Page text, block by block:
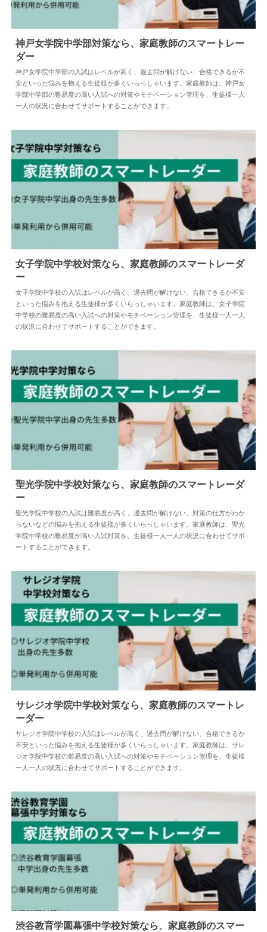
中学受験 2025.02.03
神戸女学院中学部対策なら、家庭教師のスマートレー
ダー
神戸女学院中学部の入試はレベルが高く、過去問が解けない、合格できるか不
安といった悩みを抱える生徒様が多くいらっしゃいます。家庭教師は、神戸女
学院中学部の難易度の高い入試への対策やモチベーション管理を、生徒様一人
一人の状況に合わせてサポートすることができます。
中学受験 2024.12.03
女子学院中学校対策なら、家庭教師のスマートレーダ
ー
女子学院中学校の入試はレベルが高く、過去問が解けない、合格できるか不安
といった悩みを抱える生徒様が多くいらっしゃいます。家庭教師は、女子学院
中学校の難易度の高い入試への対策やモチベーション管理を、生徒様一人一人
の状況に合わせてサポートすることができます。
中学受験 2024.12.27
聖光学院中学校対策なら、家庭教師のスマートレーダ
ー
聖光学院中学校の入試は難易度が高く、過去問が解けない、対策の仕方がわか
らないなどの悩みを抱える生徒様が多くいらっしゃいます。家庭教師は、聖光
学院中学校の難易度が高い入試対策を、生徒様一人一人の状況に合わせてサポ
ートすることができます。
中学受験 2025.01.15
サレジオ学院中学校対策なら、家庭教師のスマートレ
ーダー
サレジオ学院中学校の入試はレベルが高く、過去問が解けない、合格できるか
不安といった悩みを抱える生徒様が多くいらっしゃいます。家庭教師は、サレ
ジオ学院中学校の難易度の高い入試への対策やモチベーション管理を、生徒様
一人一人の状況に合わせてサポートすることができます。
渋谷教育学園幕張中学校対策なら、家庭教師のスマー